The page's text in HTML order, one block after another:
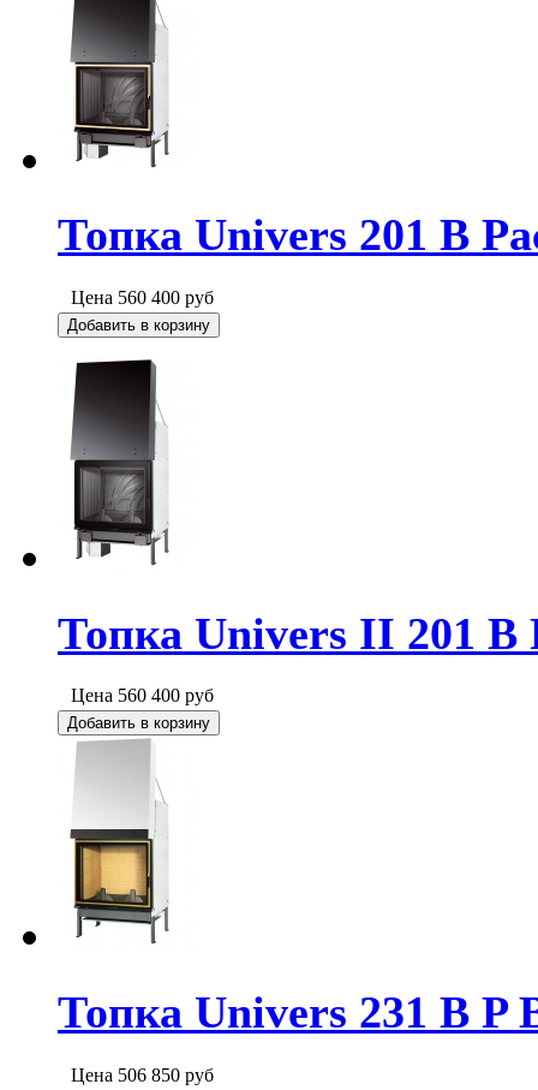
Топка Univers 201 B
Цена 560 400 руб
Добавить в корзину
Топка Univers II 201 B
Цена 560 400 руб
Добавить в корзину
Топка Univers 231 B P
Цена 506 850 руб